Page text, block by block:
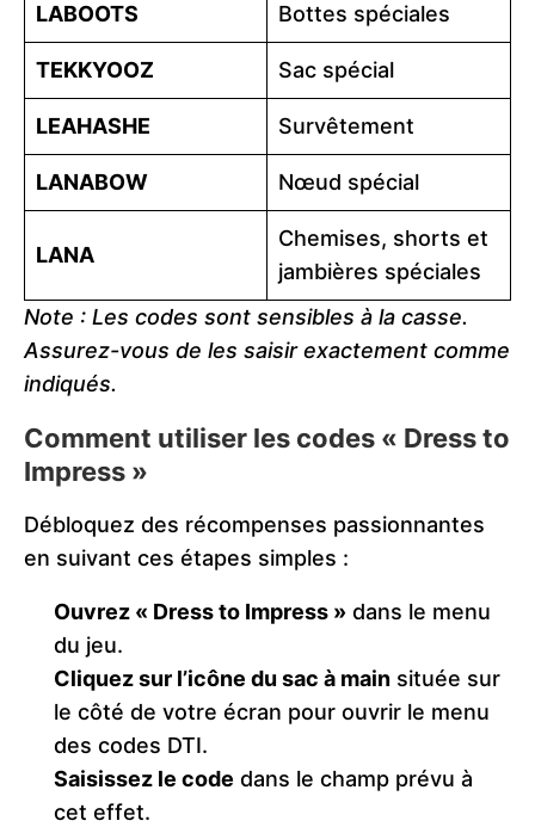
LABOOTS Bottes spéciales
TEKKYOOZ Sac spécial
LEAHASHE Survêtement
LANABOW Nœud spécial
LANA
Chemises, shorts et
jambières spéciales
Note : Les codes sont sensibles à la casse.
Assurez-vous de les saisir exactement comme
indiqués.
Comment utiliser les codes « Dress to
Impress »
Débloquez des récompenses passionnantes
en suivant ces étapes simples :
Ouvrez « Dress to Impress » dans le menu
du jeu.
Cliquez sur l’icône du sac à main située sur
le côté de votre écran pour ouvrir le menu
des codes DTI.
Saisissez le code dans le champ prévu à
cet effet.